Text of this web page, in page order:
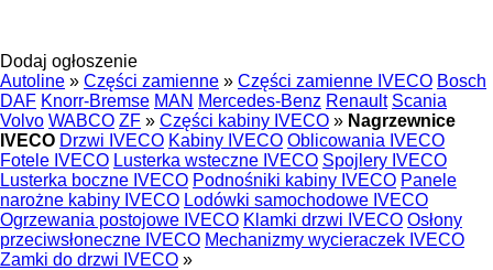
Dodaj ogłoszenie
Autoline » Części zamienne » Części zamienne IVECO Bosch
DAF Knorr-Bremse MAN Mercedes-Benz Renault Scania
Volvo WABCO ZF » Części kabiny IVECO » Nagrzewnice
IVECO Drzwi IVECO Kabiny IVECO Oblicowania IVECO
Fotele IVECO Lusterka wsteczne IVECO Spojlery IVECO
Lusterka boczne IVECO Podnośniki kabiny IVECO Panele
narożne kabiny IVECO Lodówki samochodowe IVECO
Ogrzewania postojowe IVECO Klamki drzwi IVECO Osłony
przeciwsłoneczne IVECO Mechanizmy wycieraczek IVECO
Zamki do drzwi IVECO »